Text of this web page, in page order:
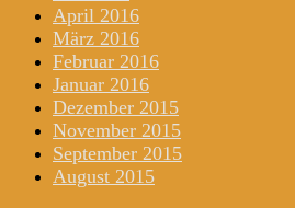
April 2016
März 2016
Februar 2016
Januar 2016
Dezember 2015
November 2015
September 2015
August 2015